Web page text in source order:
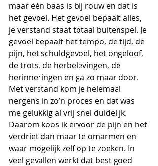
maar één baas is bij rouw en dat is
het gevoel. Het gevoel bepaalt alles,
je verstand staat totaal buitenspel. Je
gevoel bepaalt het tempo, de tijd, de
pijn, het schuldgevoel, het ongeloof,
de trots, de herbelevingen, de
herinneringen en ga zo maar door.
Met verstand kom je helemaal
nergens in zo’n proces en dat was
me gelukkig al vrij snel duidelijk.
Daarom koos ik ervoor de pijn en het
verdriet dan maar te omarmen en
waar mogelijk zelf op te zoeken. In
veel gevallen werkt dat best goed